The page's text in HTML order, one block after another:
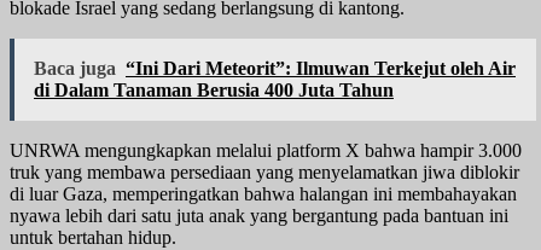
blokade Israel yang sedang berlangsung di kantong.
Baca juga “Ini Dari Meteorit”: Ilmuwan Terkejut oleh Air
di Dalam Tanaman Berusia 400 Juta Tahun
UNRWA mengungkapkan melalui platform X bahwa hampir 3.000
truk yang membawa persediaan yang menyelamatkan jiwa diblokir
di luar Gaza, memperingatkan bahwa halangan ini membahayakan
nyawa lebih dari satu juta anak yang bergantung pada bantuan ini
untuk bertahan hidup.